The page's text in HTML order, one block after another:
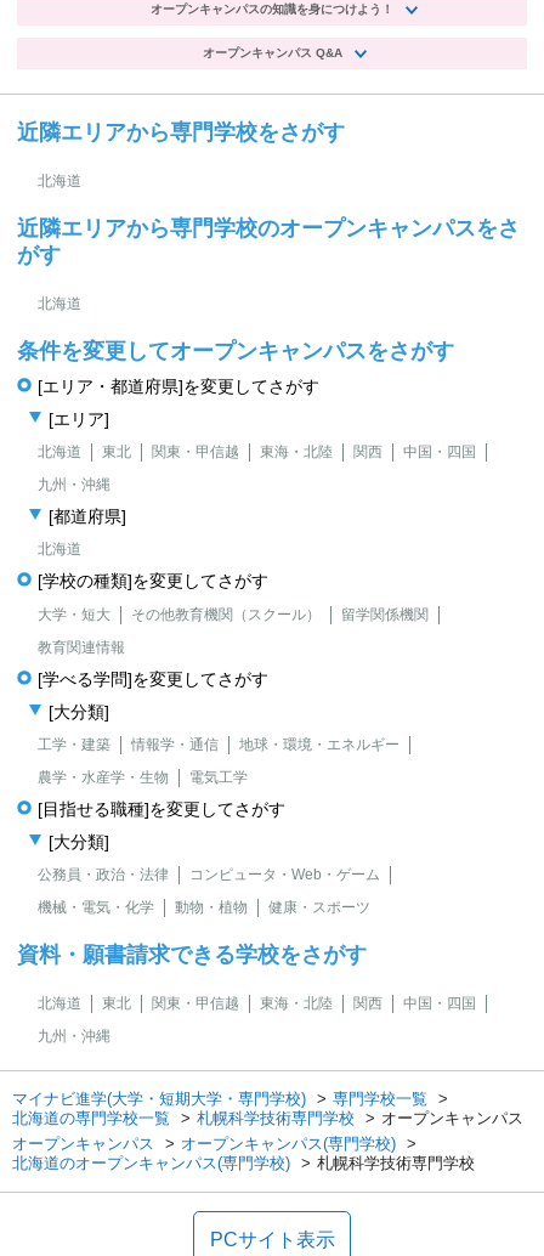
オープンキャンパスの知識を身につけよう！
オープンキャンパス Q&A
近隣エリアから専門学校をさがす
北海道
近隣エリアから専門学校のオープンキャンパスをさ
がす
北海道
条件を変更してオープンキャンパスをさがす
[エリア・都道府県]を変更してさがす
[エリア]
北海道 東北 関東・甲信越 東海・北陸 関西
中国・四国
九州・沖縄
[都道府県]
北海道
[学校の種類]を変更してさがす
大学・短大 その他教育機関（スクール）
留学関係機関
教育関連情報
[学べる学問]を変更してさがす
[大分類]
工学・建築 情報学・通信
地球・環境・エネルギー
農学・水産学・生物
電気工学
[目指せる職種]を変更してさがす
[大分類]
公務員・政治・法律
コンピュータ・Web・ゲーム
機械・電気・化学
動物・植物 健康・スポーツ
資料・願書請求できる学校をさがす
北海道 東北 関東・甲信越 東海・北陸 関西
中国・四国
九州・沖縄
マイナビ進学(大学・短期大学・専門学校)
専門学校一覧
北海道の専門学校一覧
札幌科学技術専門学校
オープンキャンパス
オープンキャンパス
オープンキャンパス(専門学校)
北海道のオープンキャンパス(専門学校)
札幌科学技術専門学校
PCサイト表示